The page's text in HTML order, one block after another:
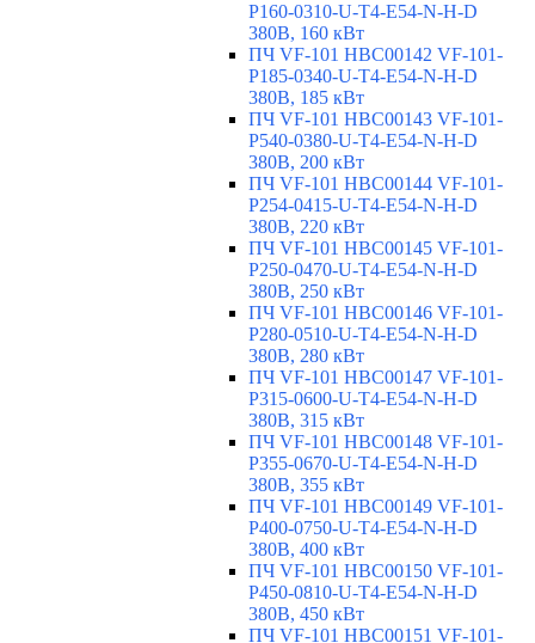
P160-0310-U-T4-E54-N-H-D
380В, 160 кВт
ПЧ VF-101 HBC00142 VF-101-
P185-0340-U-T4-E54-N-H-D
380В, 185 кВт
ПЧ VF-101 HBC00143 VF-101-
P540-0380-U-T4-E54-N-H-D
380В, 200 кВт
ПЧ VF-101 HBC00144 VF-101-
P254-0415-U-T4-E54-N-H-D
380В, 220 кВт
ПЧ VF-101 HBC00145 VF-101-
P250-0470-U-T4-E54-N-H-D
380В, 250 кВт
ПЧ VF-101 HBC00146 VF-101-
P280-0510-U-T4-E54-N-H-D
380В, 280 кВт
ПЧ VF-101 HBC00147 VF-101-
P315-0600-U-T4-E54-N-H-D
380В, 315 кВт
ПЧ VF-101 HBC00148 VF-101-
P355-0670-U-T4-E54-N-H-D
380В, 355 кВт
ПЧ VF-101 HBC00149 VF-101-
P400-0750-U-T4-E54-N-H-D
380В, 400 кВт
ПЧ VF-101 HBC00150 VF-101-
P450-0810-U-T4-E54-N-H-D
380В, 450 кВт
ПЧ VF-101 HBC00151 VF-101-